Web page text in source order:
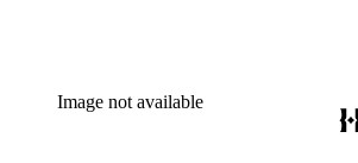
Image not available